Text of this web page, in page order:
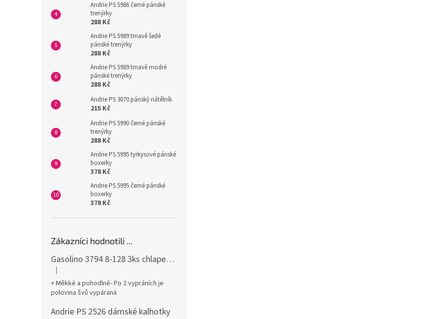
Andrie PS 5986 černé pánské
trenýrky
288 Kč
Andrie PS 5989 tmavě šedé
pánské trenýrky
288 Kč
Andrie PS 5989 tmavě modré
pánské trenýrky
288 Kč
Andrie PS 3070 pánský nátělník
215 Kč
Andrie PS 5990 černé pánské
trenýrky
288 Kč
Andrie PS 5995 tyrkysové pánské
boxerky
378 Kč
Andrie PS 5995 černé pánské
boxerky
378 Kč
Zákazníci hodnotili ...
Gasolino 3794 8-128 3ks chlapecké boxerky
Hodnocení produktu je 3 z 5 hvězdiček.
|
+ Měkké a pohodlné- Po 2 vypráních je
polovina švů vypáraná
Andrie PS 2526 dámské kalhotky